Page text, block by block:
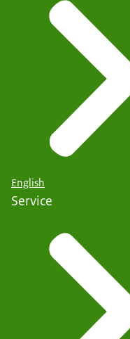
English
Service